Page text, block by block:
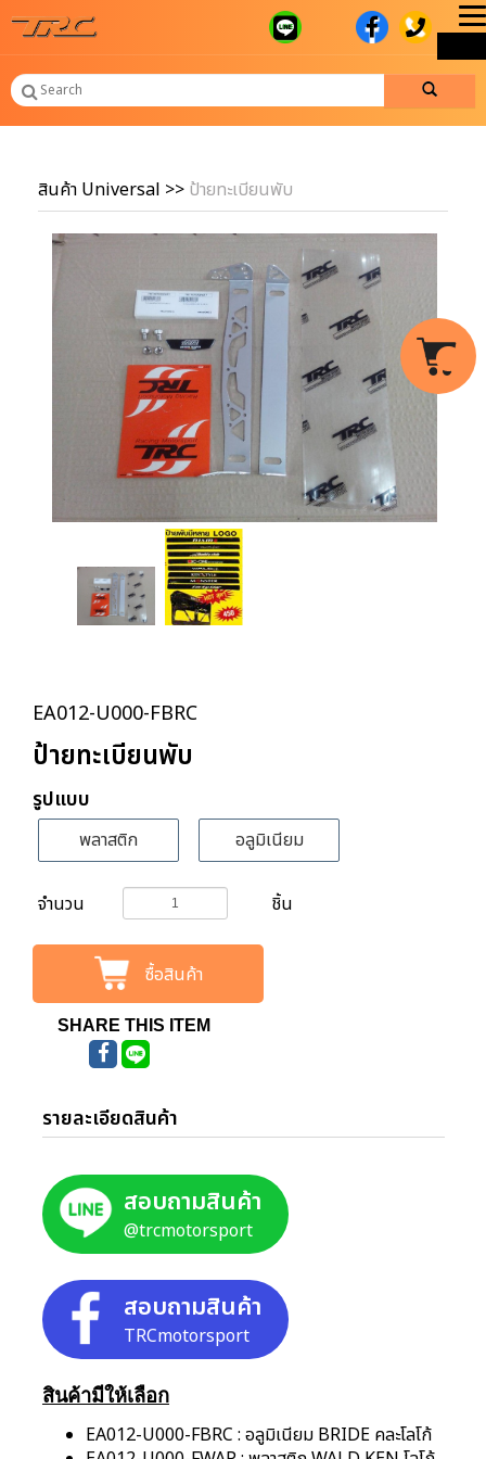
สินค้า Universal >> ป้ายทะเบียนพับ
EA012-U000-FBRC
ป้ายทะเบียนพับ
รูปแบบ
พลาสติก อลูมิเนียม
จำนวน ชิ้น
ซื้อสินค้า
SHARE THIS ITEM
รายละเอียดสินค้า
สอบถามสินค้า
@trcmotorsport
สอบถามสินค้า
TRCmotorsport
สินค้ามีให้เลือก
EA012-U000-FBRC : อลูมิเนียม BRIDE คละโลโก้